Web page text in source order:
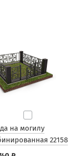
на могилу
22158